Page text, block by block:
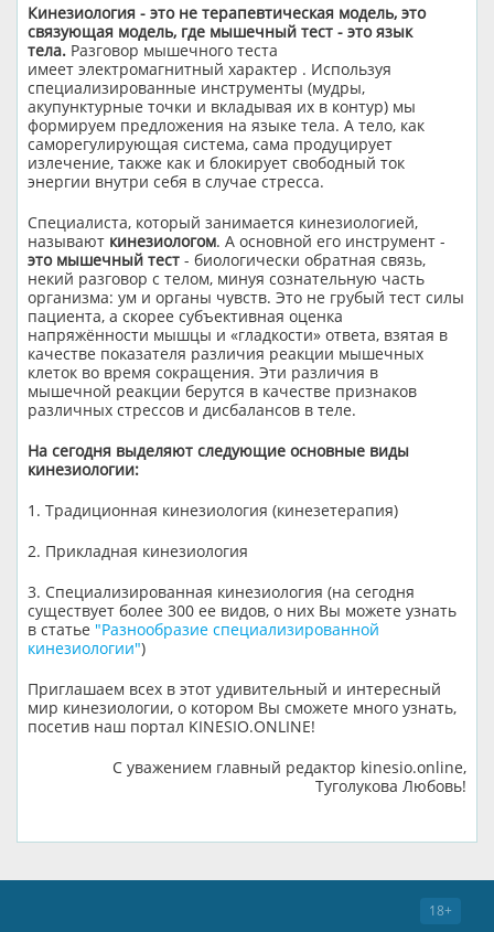
Кинезиология - это не терапевтическая модель, это
связующая модель, где мышечный тест - это язык
тела. Разговор мышечного теста
имеет электромагнитный характер . Используя
специализированные инструменты (мудры,
акупунктурные точки и вкладывая их в контур) мы
формируем предложения на языке тела. А тело, как
саморегулирующая система, сама продуцирует
излечение, также как и блокирует свободный ток
энергии внутри себя в случае стресса.
Специалиста, который занимается кинезиологией,
называют кинезиологом. А основной его инструмент -
это мышечный тест - биологически обратная связь,
некий разговор с телом, минуя сознательную часть
организма: ум и органы чувств. Это не грубый тест силы
пациента, а скорее субъективная оценка
напряжённости мышцы и «гладкости» ответа, взятая в
качестве показателя различия реакции мышечных
клеток во время сокращения. Эти различия в
мышечной реакции берутся в качестве признаков
различных стрессов и дисбалансов в теле.
На сегодня выделяют следующие основные виды
кинезиологии:
1. Традиционная кинезиология (кинезетерапия)
2. Прикладная кинезиология
3. Специализированная кинезиология (на сегодня
существует более 300 ее видов, о них Вы можете узнать
в статье "Разнообразие специализированной
кинезиологии")
Приглашаем всех в этот удивительный и интересный
мир кинезиологии, о котором Вы сможете много узнать,
посетив наш портал KINESIO.ONLINE!
С уважением главный редактор kinesio.online,
Туголукова Любовь!
18+